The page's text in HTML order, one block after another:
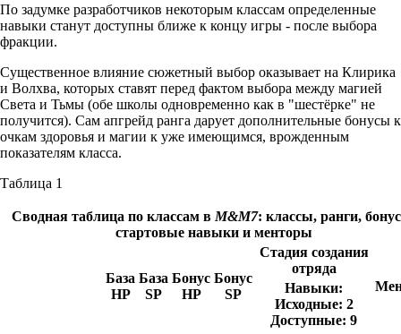
По задумке разработчиков некоторым классам определенные
навыки станут доступны ближе к концу игры - после выбора
фракции.
Существенное влияние сюжетный выбор оказывает на Клирика
и Волхва, которых ставят перед фактом выбора между магией
Света и Тьмы (обе школы одновременно как в "шестёрке" не
получится). Сам апгрейд ранга дарует дополнительные бонусы к
очкам здоровья и магии к уже имеющимся, врожденным
показателям класса.
Таблица 1
Сводная таблица по классам в M&M7: классы, ранги,
стартовые навыки и менторы
База
HP
База
SP
Бонус
HP
Бонус
SP
Стадия создания
отряда
Навыки:
Исходные: 2
Доступные: 9